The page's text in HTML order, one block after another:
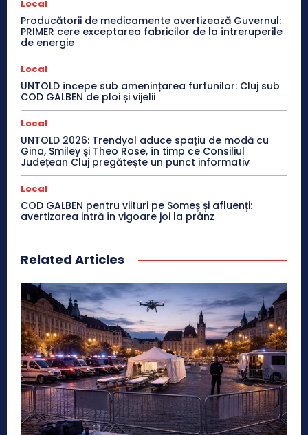
Local
Producătorii de medicamente avertizează Guvernul:
PRIMER cere exceptarea fabricilor de la întreruperile
de energie
Local
UNTOLD începe sub amenințarea furtunilor: Cluj sub
COD GALBEN de ploi și vijelii
Local
UNTOLD 2026: Trendyol aduce spațiu de modă cu
Gina, Smiley și Theo Rose, în timp ce Consiliul
Județean Cluj pregătește un punct informativ
Local
COD GALBEN pentru viituri pe Someș și afluenți:
avertizarea intră în vigoare joi la prânz
Related Articles